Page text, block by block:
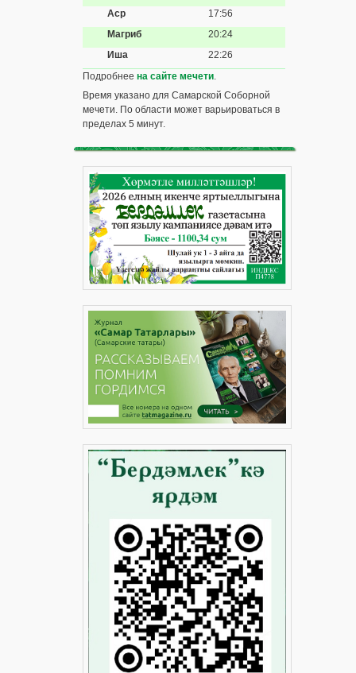
Аср
17:56
Магриб
20:24
Иша
22:26
Подробнее на сайте мечети.
Время указано для Самарской Соборной
мечети. По области может варьироваться в
пределах 5 минут.